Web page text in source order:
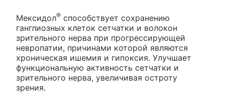
Мексидол® способствует сохранению
ганглиозных клеток сетчатки и волокон
зрительного нерва при прогрессирующей
невропатии, причинами которой являются
хроническая ишемия и гипоксия. Улучшает
функциональную активность сетчатки и
зрительного нерва, увеличивая остроту
зрения.